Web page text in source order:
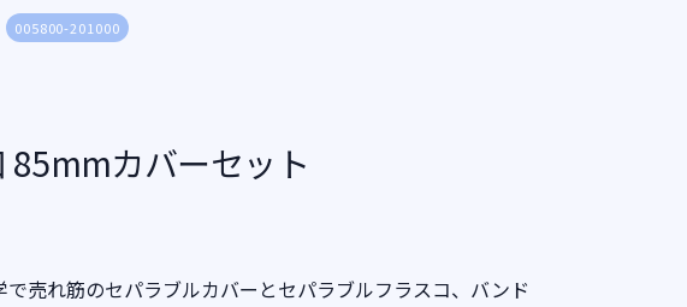
005800-201000
85mmカバーセット
売れ筋のセパラブルカバーとセパラブルフラスコ、バンド